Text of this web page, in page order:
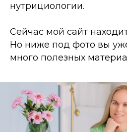
нутрициологии.
Сейчас мой сайт
Но ниже под фото вы
много полезных